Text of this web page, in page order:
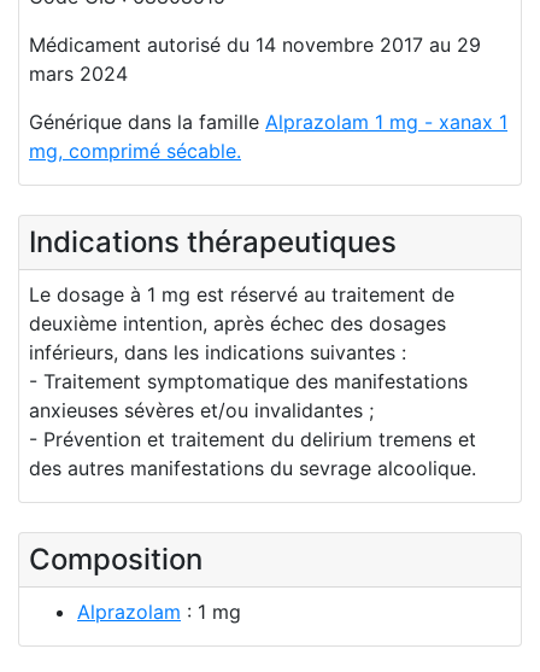
Médicament autorisé du 14 novembre 2017 au 29
mars 2024
Générique dans la famille Alprazolam 1 mg - xanax 1
mg, comprimé sécable.
Indications thérapeutiques
Le dosage à 1 mg est réservé au traitement de
deuxième intention, après échec des dosages
inférieurs, dans les indications suivantes :
- Traitement symptomatique des manifestations
anxieuses sévères et/ou invalidantes ;
- Prévention et traitement du delirium tremens et
des autres manifestations du sevrage alcoolique.
Composition
Alprazolam : 1 mg